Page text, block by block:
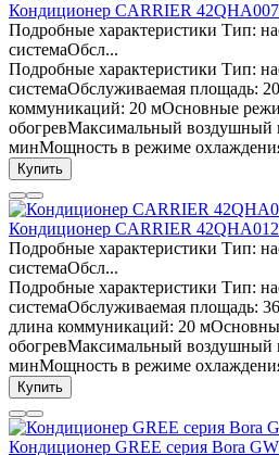
Кондиционер CARRIER
Подробные характеристики Тип:
системаОбсл...
Подробные характеристики Тип:
системаОбслуживаемая площадь:
коммуникаций: 20 мОсновные
обогревМаксимальный воздушный
минМощность в режиме
Купить
Кондиционер CARRIER
Подробные характеристики Тип:
системаОбсл...
Подробные характеристики Тип:
системаОбслуживаемая площадь:
длина коммуникаций: 20
обогревМаксимальный воздушный
минМощность в режиме
Купить
Кондиционер GREE серия Bora